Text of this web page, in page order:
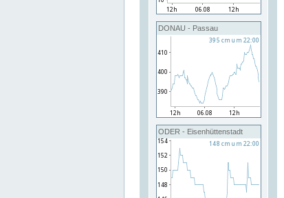
DONAU - Passau
ODER - Eisenhüttenstadt